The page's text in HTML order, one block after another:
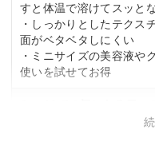
すと体温で溶けてスッと
・しっかりとしたテクス
面がベタベタしにくい
・ミニサイズの美容液や
使いを試せてお得